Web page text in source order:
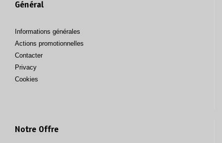
Général
Informations générales
Actions promotionnelles
Contacter
Privacy
Cookies
Notre Offre